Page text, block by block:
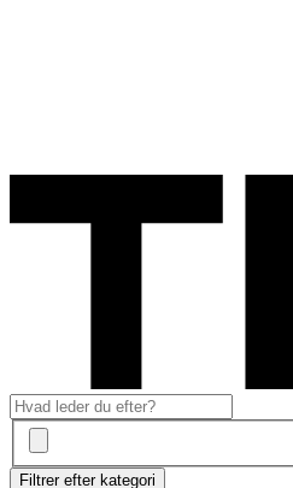
Filtrer efter kategori